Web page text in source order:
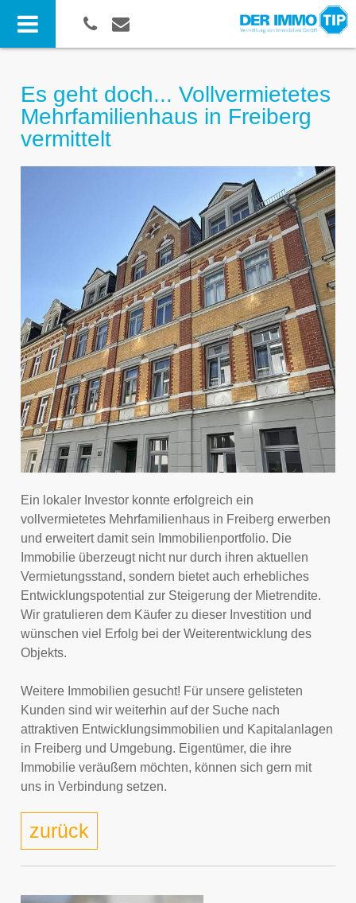
Es geht doch... Vollvermietetes
Mehrfamilienhaus in Freiberg
vermittelt
Ein lokaler Investor konnte erfolgreich ein
vollvermietetes Mehrfamilienhaus in Freiberg erwerben
und erweitert damit sein Immobilienportfolio. Die
Immobilie überzeugt nicht nur durch ihren aktuellen
Vermietungsstand, sondern bietet auch erhebliches
Entwicklungspotential zur Steigerung der Mietrendite.
Wir gratulieren dem Käufer zu dieser Investition und
wünschen viel Erfolg bei der Weiterentwicklung des
Objekts.
Weitere Immobilien gesucht! Für unsere gelisteten
Kunden sind wir weiterhin auf der Suche nach
attraktiven Entwicklungsimmobilien und Kapitalanlagen
in Freiberg und Umgebung. Eigentümer, die ihre
Immobilie veräußern möchten, können sich gern mit
uns in Verbindung setzen.
zurück